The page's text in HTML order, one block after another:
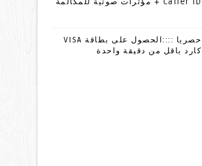
حصريا ::::الحصول على بطاقة VISA
كارد باقل من دقيقة واحدة